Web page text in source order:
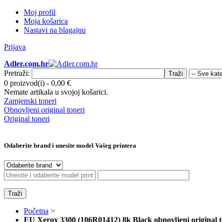
Moj profil
Moja košarica
Nastavi na blagajnu
Prijava
Adler.com.hr
Pretraži:
Traži
0 proizvod(i) - 0,00 €
Nemate artikala u svojoj košarici.
Zamjenski toneri
Obnovljeni original toneri
Original toneri
Odaberite brand i unesite model Vašeg printera
Traži
Početna >
EU Xerox 3300 (106R01412) 8k Black obnovljeni original